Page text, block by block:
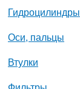
Гидроцилиндры
Оси, пальцы
Втулки